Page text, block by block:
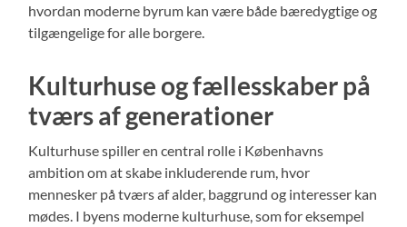
hvordan moderne byrum kan være både bæredygtige og
tilgængelige for alle borgere.
Kulturhuse og fællesskaber på
tværs af generationer
Kulturhuse spiller en central rolle i Københavns
ambition om at skabe inkluderende rum, hvor
mennesker på tværs af alder, baggrund og interesser kan
mødes. I byens moderne kulturhuse, som for eksempel